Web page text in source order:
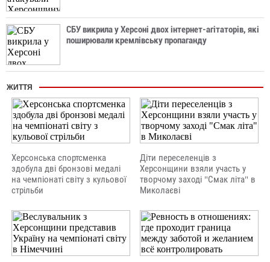
СБУ викрила у Херсоні двох інтернет-агітаторів, які
поширювали кремлівську пропаганду
ЖИТТЯ
Херсонська спортсменка
здобула дві бронзові медалі
на чемпіонаті світу з кульової
стрільби
Діти переселенців з
Херсонщини взяли участь у
творчому заході "Смак літа" в
Миколаєві